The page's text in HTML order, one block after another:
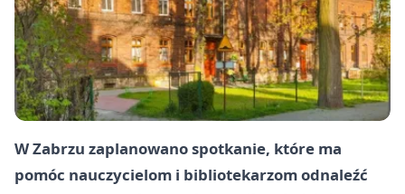
W Zabrzu zaplanowano spotkanie, które ma
pomóc nauczycielom i bibliotekarzom odnaleźć